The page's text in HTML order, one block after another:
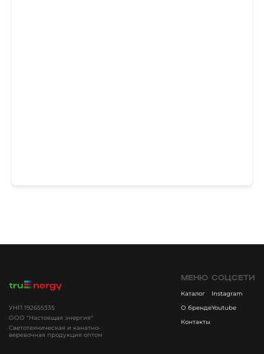
УНП 192655335
ООО "Настоящая энергия"
Светотехническая и канатно-
веревочная продукция оптом
МЕНЮ
Каталог
О бренде
Контакты
СОЦСЕТИ
Instagram
Youtube